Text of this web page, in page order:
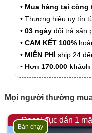
• Mua hàng tại công
• Thương hiệu uy tín
• 03 ngày đổi trả sản
• CAM KẾT 100%
• MIỄN PHÍ ship 24
• Hơn 170.000 khách
Mọi người thường
Decal đục dán 1
Bán chạy